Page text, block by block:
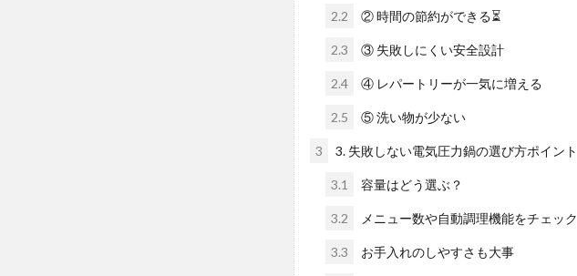
2.2 ② 時間の節約ができる⏳
2.3 ③ 失敗しにくい安全設計
2.4 ④ レパートリーが一気に増える
2.5 ⑤ 洗い物が少ない
3 3. 失敗しない電気圧力鍋の選び方ポイント
3.1 容量はどう選ぶ？
3.2 メニュー数や自動調理機能をチェック
3.3 お手入れのしやすさも大事